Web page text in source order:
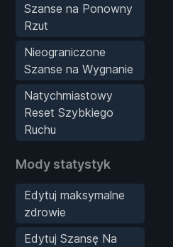
Szanse na Ponowny
Rzut
Nieograniczone
Szanse na Wygnanie
Natychmiastowy
Reset Szybkiego
Ruchu
Mody statystyk
Edytuj maksymalne
zdrowie
Edytuj Szansę Na